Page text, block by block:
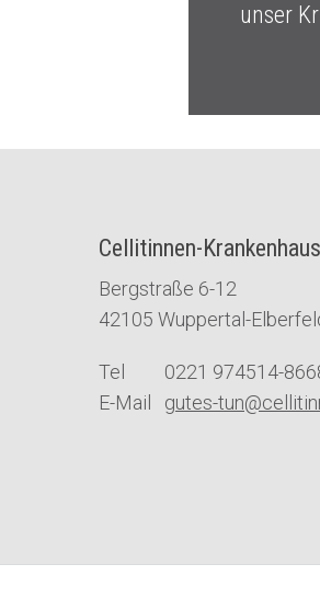
unser
Cellitinnen-
Bergstraße 6-12
42105 Wuppertal-
Tel 0221 974514-
E-Mail gutes-